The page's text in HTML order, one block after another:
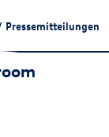
Pressemitteilungen